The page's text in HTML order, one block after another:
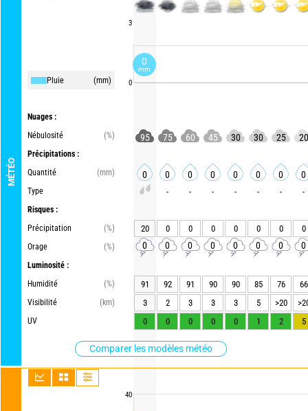
MÉTÉO
Pluie (mm)
Nuages :
Nébulosité
(%)
Précipitations :
Quantité
(mm)
Type
Risques :
Précipitation
(%)
Orage
(%)
Luminosité :
Humidité
(%)
Visibilité
(km)
UV
Comparer les modèles météo
3
0
40
95 75 60 45 30 30 25 20
0 0 0 0 0 0 0 0
- - - - - - -
20 0 0 0 0 0 0 0
0 0 0 0 0 0 0 0
91 92 91 90 90 85 76
66
3
2 3 3 3 5 >20
0
0 0 0 0 1 2 5
0
mm